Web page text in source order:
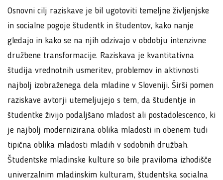
Osnovni cilj raziskave je bil ugotoviti temeljne življenjske
in socialne pogoje študentk in študentov, kako nanje
gledajo in kako se na njih odzivajo v obdobju intenzivne
družbene transformacije. Raziskava je kvantitativna
študija vrednotnih usmeritev, problemov in aktivnosti
najbolj izobraženega dela mladine v Sloveniji. Širši pomen
raziskave avtorji utemeljujejo s tem, da študentje in
študentke živijo podaljšano mladost ali postadolescenco, ki
je najbolj modernizirana oblika mladosti in obenem tudi
tipična oblika mladosti mladih v sodobnih družbah.
Študentske mladinske kulture so bile praviloma izhodišče
univerzalnim mladinskim kulturam, študentska socialna